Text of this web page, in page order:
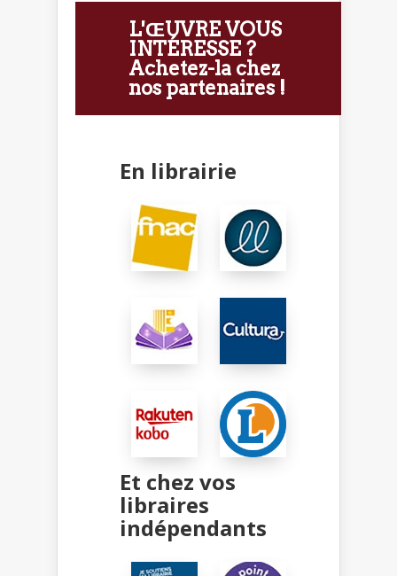
L'ŒUVRE VOUS
INTÉRESSE ?
Achetez-la chez
nos partenaires !
En librairie
Et chez vos
libraires
indépendants